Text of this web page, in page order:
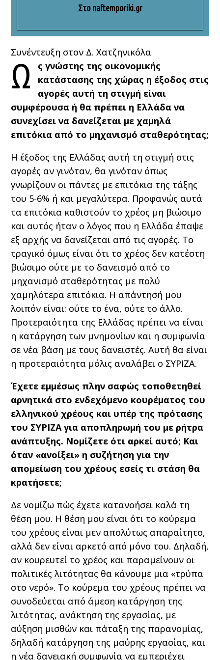
Στο naftemporiki.gr
Συνέντευξη στον Δ. Χατζηνικόλα
Ω
ς γνώστης της οικονομικής
κατάστασης της χώρας η έξοδος στις
αγορές αυτή τη στιγμή είναι
συμφέρουσα ή θα πρέπει η Ελλάδα να
συνεχίσει να δανείζεται με χαμηλά
επιτόκια από το μηχανισμό σταθερότητας;
Η έξοδος της Ελλάδας αυτή τη στιγμή στις
αγορές αν γινόταν, θα γινόταν όπως
γνωρίζουν οι πάντες με επιτόκια της τάξης
του 5-6% ή και μεγαλύτερα. Προφανώς αυτά
τα επιτόκια καθιστούν το χρέος μη βιώσιμο
και αυτός ήταν ο λόγος που η Ελλάδα έπαψε
εξ αρχής να δανείζεται από τις αγορές. Το
τραγικό όμως είναι ότι το χρέος δεν κατέστη
βιώσιμο ούτε με το δανεισμό από το
μηχανισμό σταθερότητας με πολύ
χαμηλότερα επιτόκια. Η απάντησή μου
λοιπόν είναι: ούτε το ένα, ούτε το άλλο.
Προτεραιότητα της Ελλάδας πρέπει να είναι
η κατάργηση των μνημονίων και η συμφωνία
σε νέα βάση με τους δανειστές. Αυτή θα είναι
η προτεραιότητα μόλις αναλάβει ο ΣΥΡΙΖΑ.
Έχετε εμμέσως πλην σαφώς τοποθετηθεί
αρνητικά στο ενδεχόμενο κουρέματος του
ελληνικού χρέους και υπέρ της πρότασης
του ΣΥΡΙΖΑ για αποπληρωμή του με ρήτρα
ανάπτυξης. Νομίζετε ότι αρκεί αυτό; Και
όταν «ανοίξει» η συζήτηση για την
απομείωση του χρέους εσείς τι στάση θα
κρατήσετε;
Δε νομίζω πώς έχετε κατανοήσει καλά τη
θέση μου. Η θέση μου είναι ότι το κούρεμα
του χρέους είναι μεν απολύτως απαραίτητο,
αλλά δεν είναι αρκετό από μόνο του. Δηλαδή,
αν κουρευτεί το χρέος και παραμείνουν οι
πολιτικές λιτότητας θα κάνουμε μια «τρύπα
στο νερό». Το κούρεμα του χρέους πρέπει να
συνοδεύεται από άμεση κατάργηση της
λιτότητας, ανάκτηση της εργασίας, με
αύξηση μισθών και πάταξη της παρανομίας,
δηλαδή κατάργηση της μαύρης εργασίας, και
η νέα δανειακή συμφωνία να εμπεριέχει